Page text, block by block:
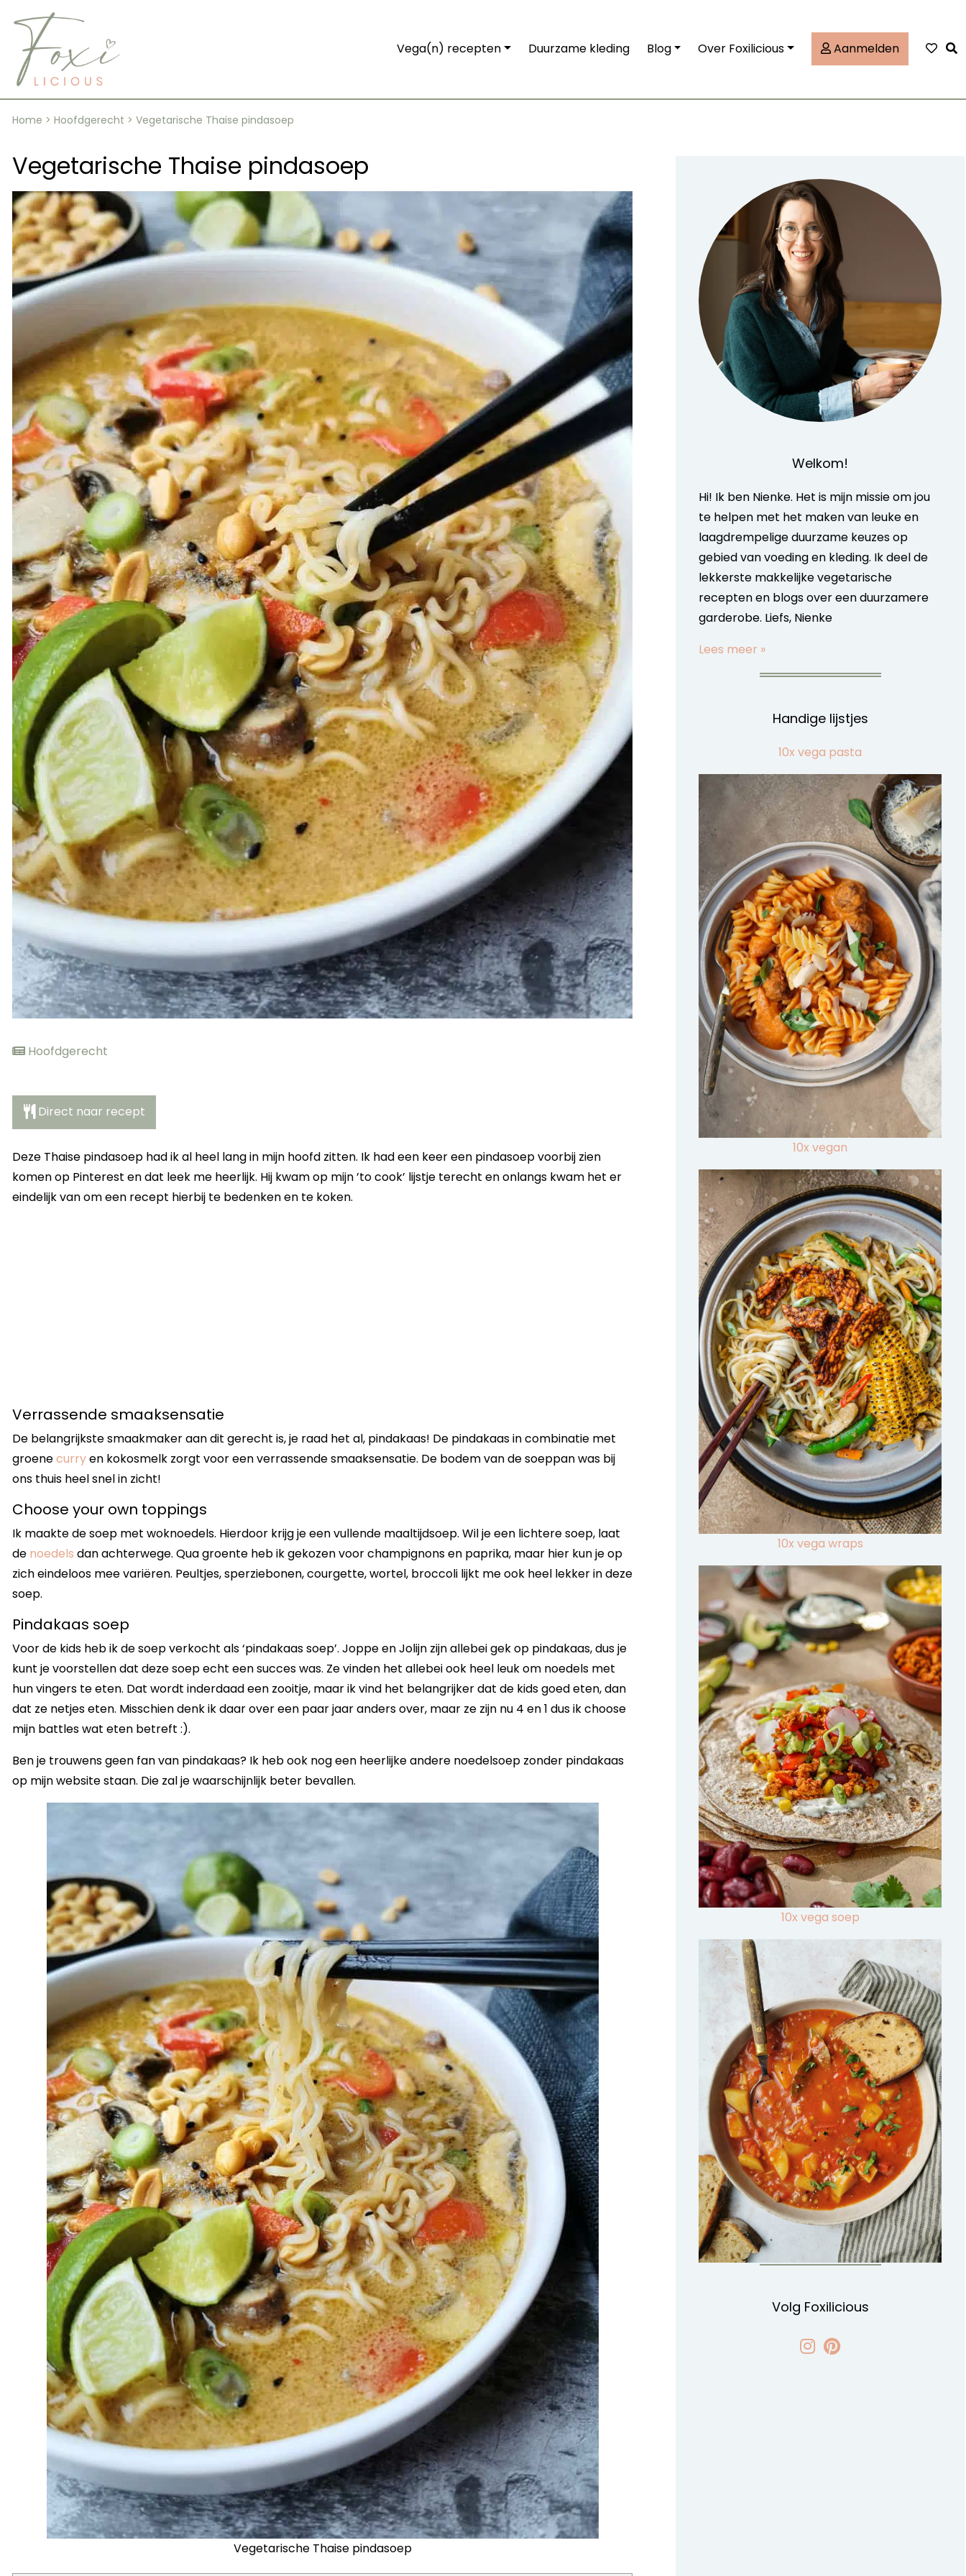
content
Vega(n) recepten Duurzame kleding Blog Over Foxilicious Aanmelden
Home > Hoofdgerecht > Vegetarische Thaise pindasoep
Vegetarische Thaise pindasoep
Hoofdgerecht
Direct naar recept
Deze Thaise pindasoep had ik al heel lang in mijn hoofd zitten. Ik had een keer een pindasoep voorbij zien
komen op Pinterest en dat leek me heerlijk. Hij kwam op mijn ’to cook’ lijstje terecht en onlangs kwam het er
eindelijk van om een recept hierbij te bedenken en te koken.
Verrassende smaaksensatie
De belangrijkste smaakmaker aan dit gerecht is, je raad het al, pindakaas! De pindakaas in combinatie met
groenecurryen kokosmelk zorgt voor een verrassende smaaksensatie. De bodem van de soeppan was bij
ons thuis heel snel in zicht!
Choose your own toppings
Ik maakte de soep met woknoedels. Hierdoor krijg je een vullende maaltijdsoep. Wil je een lichtere soep, laat
de noedels dan achterwege. Qua groente heb ik gekozen voor champignons en paprika, maar hier kun je op
zich eindeloos mee variëren. Peultjes, sperziebonen, courgette, wortel, broccoli lijkt me ook heel lekker in deze
soep.
Pindakaas soep
Voor de kids heb ik de soep verkocht als ‘pindakaas soep’. Joppe en Jolijn zijn allebei gek op pindakaas, dus je
kunt je voorstellen dat deze soep echt een succes was. Ze vinden het allebei ook heel leuk om noedels met
hun vingers te eten. Dat wordt inderdaad een zooitje, maar ik vind het belangrijker dat de kids goed eten, dan
dat ze netjes eten. Misschien denk ik daar over een paar jaar anders over, maar ze zijn nu 4 en 1 dus ik choose
mijn battles wat eten betreft :).
Ben je trouwens geen fan van pindakaas? Ik heb ook nog een heerlijke andere noedelsoep zonder pindakaas
op mijn website staan. Die zal je waarschijnlijk beter bevallen.
Vegetarische Thaise pindasoep
Welkom!
Hi! Ik ben Nienke. Het is mijn missie om jou
te helpen met het maken van leuke en
laagdrempelige duurzame keuzes op
gebied van voeding en kleding. Ik deel de
lekkerste makkelijke vegetarische
recepten en blogs over een duurzamere
garderobe. Liefs, Nienke
Lees meer »
Handige lijstjes
10x vega pasta
10x vegan
10x vega wraps
10x vega soep
Volg Foxilicious